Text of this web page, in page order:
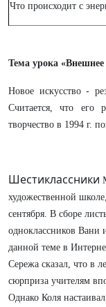
Что происходит с
Тема урока «Внешнее
Новое искусство -
Считается, что его
творчество в 1994 г.
Шестиклассники
художественной
сентября. В сборе
одноклассников
данной теме в
Сережа сказал, что в
сюрприза учителям
Однако Коля